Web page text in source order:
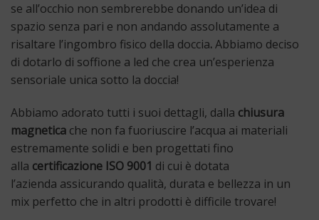
se all’occhio non sembrerebbe donando un’idea di
spazio senza pari e non andando assolutamente a
risaltare l’ingombro fisico della doccia.Abbiamo deciso
di dotarlo di soffione a led che crea un’esperienza
sensoriale unica sotto la doccia!
Abbiamo adorato tutti i suoi dettagli, dalla chiusura
magnetica che non fa fuoriuscire l’acqua ai materiali
estremamente solidi e ben progettati fino
alla certificazione ISO 9001 di cui è dotata
l’azienda assicurando qualità, durata e bellezza in un
mix perfetto che in altri prodotti è difficile trovare!